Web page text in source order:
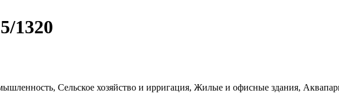
1320
Сельское хозяйство и ирригация, Жилые и офисные здания,